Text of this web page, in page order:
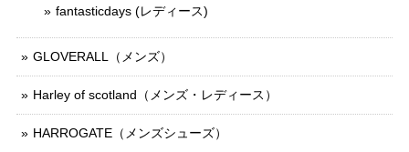
fantasticdays (レディース)
GLOVERALL（メンズ）
Harley of scotland（メンズ・レディース）
HARROGATE（メンズシューズ）